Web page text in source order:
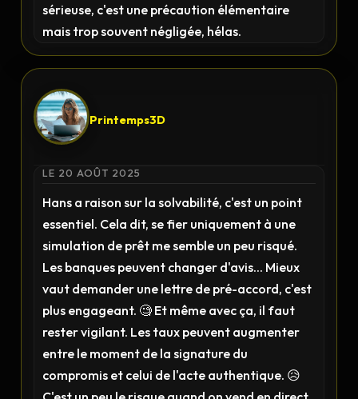
sérieuse, c'est une précaution élémentaire
mais trop souvent négligée, hélas.
Printemps3D
LE 20 AOÛT 2025
Hans a raison sur la solvabilité, c'est un point
essentiel. Cela dit, se fier uniquement à une
simulation de prêt me semble un peu risqué.
Les banques peuvent changer d'avis... Mieux
vaut demander une lettre de pré-accord, c'est
plus engageant. 🧐 Et même avec ça, il faut
rester vigilant. Les taux peuvent augmenter
entre le moment de la signature du
compromis et celui de l'acte authentique. 😥